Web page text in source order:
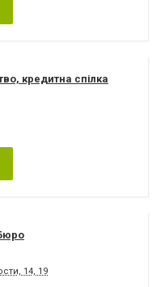
кредитна спілка
14, 19